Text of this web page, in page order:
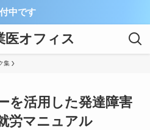
です
医オフィス
集
を活用した発達障害
労マニュアル